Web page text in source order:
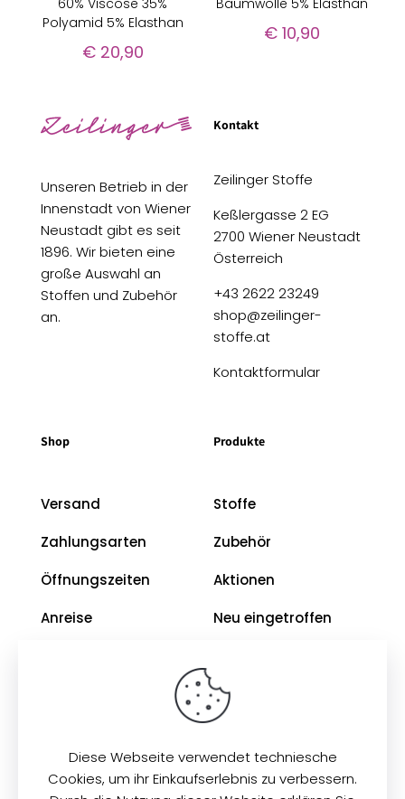
Polyamid 5% Elasthan
€20,90
€ 10,90
Unseren Betrieb in der
Innenstadt von Wiener
Neustadt gibt es seit
1896. Wir bieten eine
große Auswahl an
Stoffen und Zubehör
an.
Kontakt
Zeilinger Stoffe
Keßlergasse 2 EG
2700 Wiener Neustadt
Österreich
+43 2622 23249
shop@zeilinger-
stoffe.at
Kontaktformular
Shop
Versand
Zahlungsarten
Öffnungszeiten
Anreise
Datenschutz
Produkte
Stoffe
Zubehör
Aktionen
Neu eingetroffen
Diese Webseite verwendet techniesche
Cookies, um ihr Einkaufserlebnis zu verbessern.